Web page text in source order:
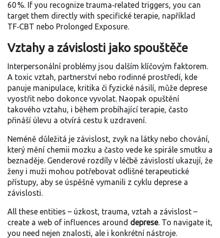
60 %. If you recognize trauma‑related triggers, you can
target them directly with specifické terapie, například
TF‑CBT nebo Prolonged Exposure.
Vztahy a závislosti jako spouštěče
Interpersonální problémy jsou dalším klíčovým faktorem.
A toxic vztah, partnerství nebo rodinné prostředí, kde
panuje manipulace, kritika či fyzické násilí, může deprese
vyostřit nebo dokonce vyvolat. Naopak opuštění
takového vztahu, i během probíhající terapie, často
přináší úlevu a otvírá cestu k uzdravení.
Neméně důležitá je závislost, zvyk na látky nebo chování,
který mění chemii mozku a často vede ke spirále smutku a
beznaděje. Genderové rozdíly v léčbě závislostí ukazují, že
ženy i muži mohou potřebovat odlišné terapeutické
přístupy, aby se úspěšně vymanili z cyklu deprese a
závislosti.
All these entities – úzkost, trauma, vztah a závislost –
create a web of influences around deprese. To navigate it,
you need nejen znalosti, ale i konkrétní nástroje.